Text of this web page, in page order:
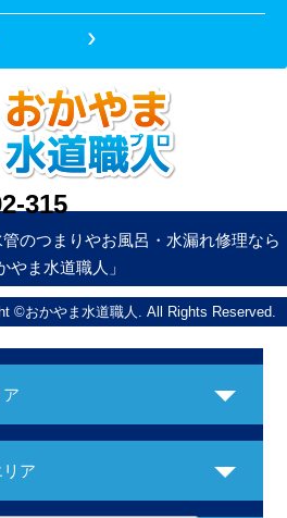
315
のつまりやお風呂・水漏れ修理なら
やま水道職人」
©おかやま水道職人. All Rights Reserved.
ア